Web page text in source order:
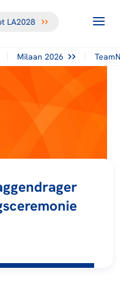
LA2028
Milaan 2026